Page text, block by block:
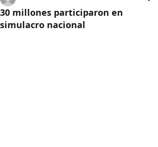
30 millones participaron en
simulacro nacional